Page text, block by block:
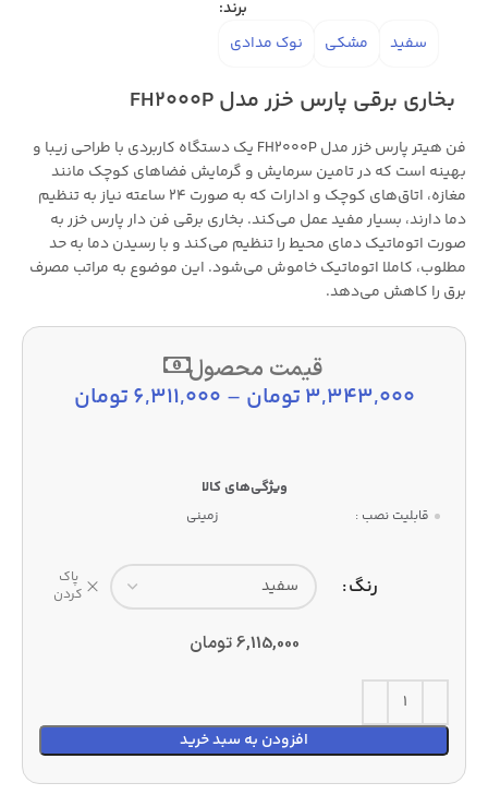
برند:
سفید
مشکی نوک مدادی
بخاری برقی پارس خزر مدل FH2000P
فن هیتر پارس خزر مدل FH2000P یک دستگاه کاربردی با طراحی زیبا و
بهینه است که در تامین سرمایش و گرمایش فضا‌های کوچک مانند
مغازه، اتاق‌های کوچک و ادارات که به صورت ۲۴ ساعته نیاز به تنظیم
دما دارند، بسیار مفید عمل می‌کند. بخاری برقی فن دار پارس خزر به
صورت اتوماتیک دمای محیط را تنظیم می‌کند و با رسیدن دما به حد
مطلوب، کاملا اتوماتیک خاموش می‌شود. این موضوع به مراتب مصرف
برق را کاهش می‌دهد.
قیمت محصول
3,343,000تومان –
6,311,000تومان
قابلیت نصب : زمینی
رنگ
پاک
کردن
6,115,000تومان
افزودن به سبد خرید